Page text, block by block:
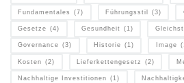
Fundamentales (7) Führungsstil (3)
Gesetze (4) Gesundheit (1)
Governance (3) Historie (1) Image
Kosten (2) Lieferkettengesetz (2)
Nachhaltige Investitionen (1)